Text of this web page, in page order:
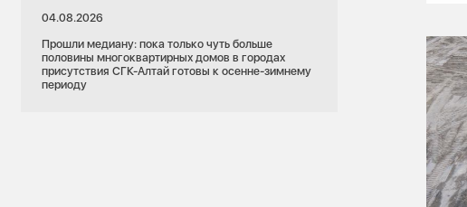
04.08.2026
Прошли медиану: пока только чуть больше
половины многоквартирных домов в городах
присутствия СГК-Алтай готовы к осенне-зимнему
периоду